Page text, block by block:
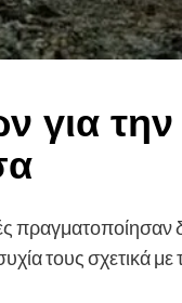
για
τους σχετικά